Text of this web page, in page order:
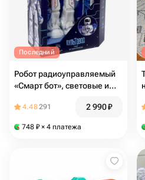
Последний
Робот радиоуправляемый
«Смарт бот», световые и
сенсорный датчик,
стороны,цвет синий
4.48291 2 990₽
748 ₽ × 4 платежа